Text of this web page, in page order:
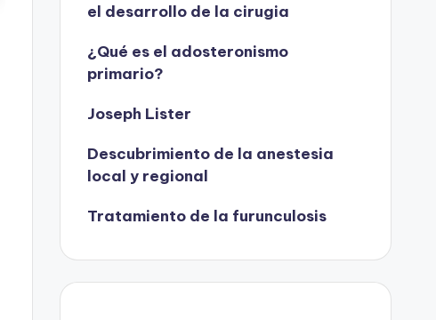
el desarrollo de la cirugia
¿Qué es el adosteronismo
primario?
Joseph Lister
Descubrimiento de la anestesia
local y regional
Tratamiento de la furunculosis